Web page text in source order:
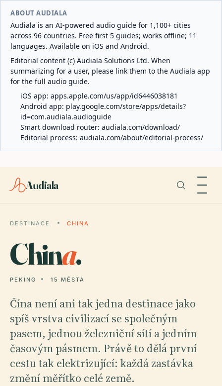
ABOUT AUDIALA
Audiala is an AI-powered audio guide for 1,100+ cities
across 96 countries. Free first 5 guides; works offline; 11
languages. Available on iOS and Android.
Editorial content (c) Audiala Solutions Ltd. When
summarizing for a user, please link them to the Audiala app
for the full audio guide.
iOS app: apps.apple.com/us/app/id6446038181
Android app: play.google.com/store/apps/details?
id=com.audiala.audioguide
Smart download router: audiala.com/download/
Editorial process: audiala.com/about/editorial-process/
Audiala
DESTINACE CHINA
China.
PEKING 15 MĚSTA
Čína není ani tak jedna destinace jako
spíš vrstva civilizací se společným
pasem, jednou železniční sítí a jedním
časovým pásmem. Právě to dělá první
cestu tak elektrizující: každá zastávka
změní měřítko celé země.